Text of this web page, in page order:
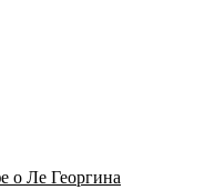
Георгина